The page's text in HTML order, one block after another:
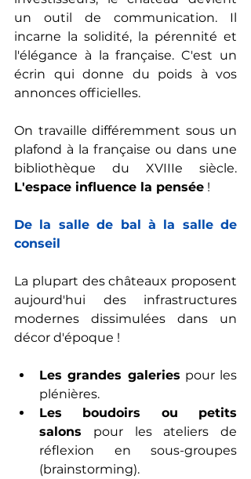
un outil de communication. Il
incarne la solidité, la pérennité et
l'élégance à la française. C'est un
écrin qui donne du poids à vos
annonces officielles.
On travaille différemment sous un
plafond à la française ou dans une
L'espace influence la pensée !
De la salle de bal à la salle de
conseil
La plupart des châteaux proposent
aujourd'hui des infrastructures
modernes dissimulées dans un
décor d'époque !
Les grandes galeries pour les
plénières.
Les boudoirs ou petits
salons pour les ateliers de
réflexion en sous-groupes
(brainstorming).